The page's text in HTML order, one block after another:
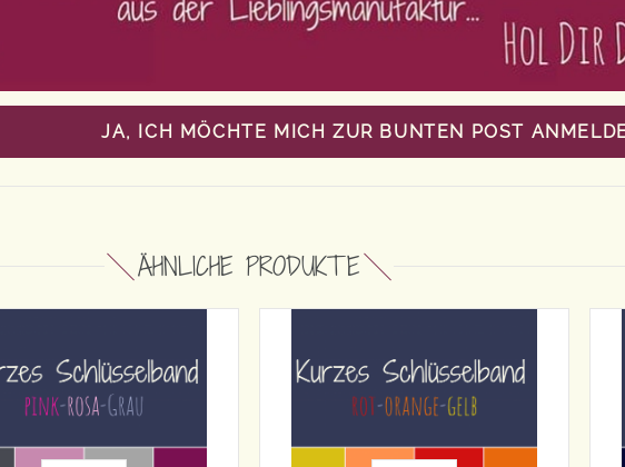
JA, ICH MÖCHTE MICH ZUR BUNTEN POST
ÄHNLICHE PRODUKTE